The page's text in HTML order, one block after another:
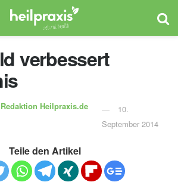
verbessert
Redaktion Heilpraxis.de
10.
September 2014
Teile den Artikel